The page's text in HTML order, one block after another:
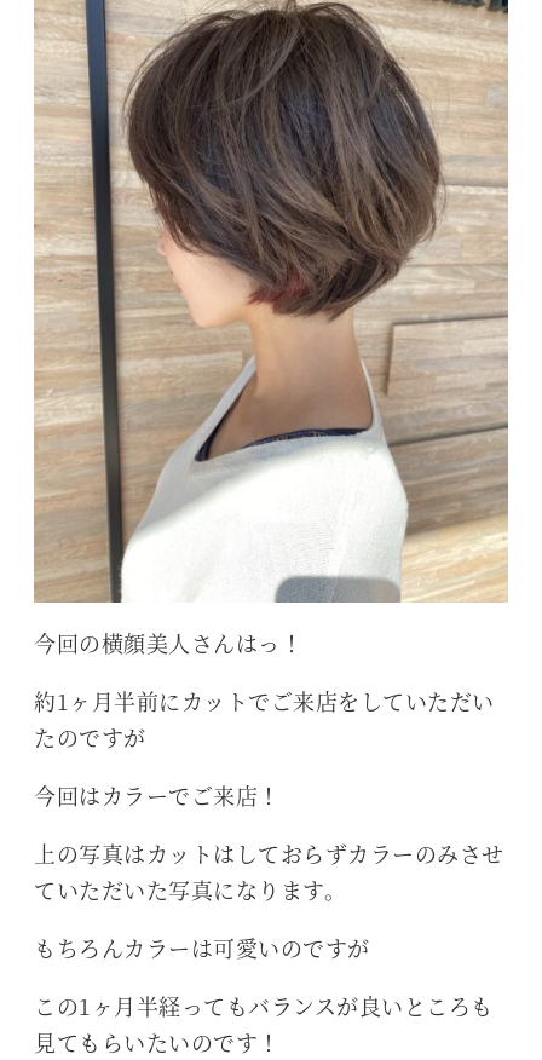
今回の横顔美人さんはっ！
約1ヶ月半前にカットでご来店をしていただい
たのですが
今回はカラーでご来店！
上の写真はカットはしておらずカラーのみさせ
ていただいた写真になります。
もちろんカラーは可愛いのですが
この1ヶ月半経ってもバランスが良いところも
見てもらいたいのです！